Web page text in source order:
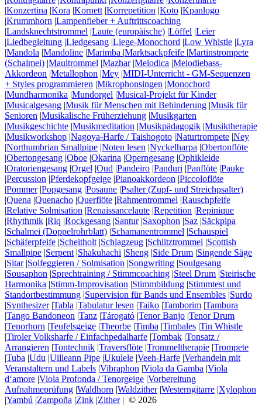
|Konzertina |Kora |Kornett|Korrepetition |Koto |Kpanlogo
|Krummhorn |Lampenfieber + Auftrittscoaching
|Landsknechtstrommel |Laute (europäische) |Löffel |Leier
|Liedbegleitung |Liedgesang |Liege-Monochord |Low Whistle |Lyra
|Mandola |Mandoline |Marimba |Marktsackpfeife |Martinstrompete
(Schalmei) |Maultrommel |Mazhar|Melodica |Melodiebass-
Akkordeon |Metallophon |Mey |MIDI-Unterricht - GM-Sequenzen
+ Styles programmieren |Mikrophonsingen |Monochord
|Mundharmonika |Mundorgel |Musical-Projekt für Kinder
|Musicalgesang |Musik für Menschen mit Behinderung |Musik für
Senioren |Musikalische Früherziehung |Musikgarten
|Musikgeschichte |Musikmeditation |Musikpädagogik |Musiktherapie
|Musikworkshop |Nagoya-Harfe / Taishogoto |Naturtrompete |Ney
|Northumbrian Smallpipe |Noten lesen |Nyckelharpa |Obertonflöte
|Obertongesang |Oboe |Okarina |Operngesang |Ophikleide
|Oratoriengesang |Orgel |Oud |Pandeiro |Panduri |Panflöte |Pauke
|Percussion |Pferdekopfgeige |Pianoakkordeon |Piccoloflöte
|Pommer|Popgesang |Posaune |Psalter (Zupf- und Streichpsalter)
|Quena |Quenacho |Querflöte |Rahmentrommel |Rauschpfeife
|Relative Solmisation |Renaissancelaute |Repetition |Repinique
|Rhythmik |Riq |Rockgesang |Santur|Saxophon |Saz |Säckpipa
|Schalmei (Doppelrohrblatt) |Schamanentrommel |Schauspiel
|Schäferpfeife |Scheitholt|Schlagzeug |Schlitztrommel |Scottish
Smallpipe |Serpent|Shakuhachi |Sheng |Side Drum |Singende Säge
|Sitar|Solfeggieren / Solmisation |Songwriting |Soulgesang
|Sousaphon |Sprechtraining / Stimmcoaching |Steel Drum |Steirische
Harmonika |Stimm-Improvisation |Stimmbildung |Stimmtest und
Standortbestimmung |Supervision für Bands und Ensembles |Surdo
|Synthesizer|Tabla |Tabulatur lesen |Taiko |Tamborim |Tambura
|Tango Bandoneon |Tanz |Tárogató |Tenor Banjo |Tenor Drum
|Tenorhorn |Teufelsgeige |Theorbe |Timba |Timbales |Tin Whistle
|Tiroler Volksharfe / Einfachpedalharfe |Tombak |Tonsatz /
Arrangieren |Tontechnik |Traversflöte |Trommeltherapie |Trompete
|Tuba |Udu |Uilleann Pipe |Ukulele |Veeh-Harfe |Verhandeln mit
Veranstaltern und Labels |Vibraphon |Viola da Gamba |Viola
d‘amore |Viola Profonda / Tenorgeige |Vorbereitung
Aufnahmeprüfung |Waldhorn |Waldzither|Westerngitarre |Xylophon
|Yambú |Zampoña |Zink |Zither| © 2026